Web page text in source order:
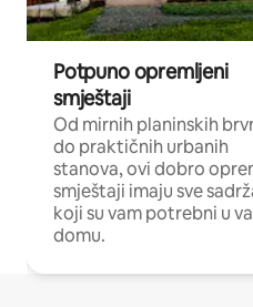
Potpuno opremljeni
smještaji
Od mirnih planinskih
do praktičnih urbanih
stanova, ovi dobro
smještaji imaju sve
koji su vam potrebni u
domu.